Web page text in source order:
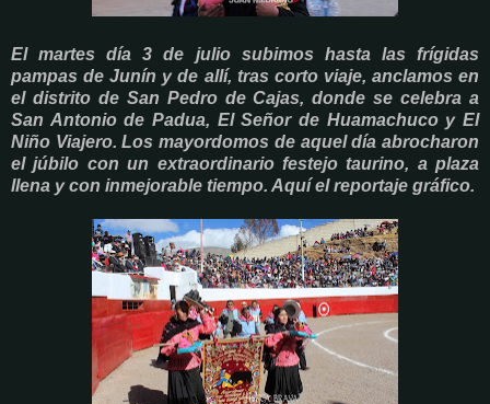
El martes día 3 de julio subimos hasta las frígidas
pampas de Junín y de allí, tras corto viaje, anclamos en
el distrito de San Pedro de Cajas, donde se celebra a
San Antonio de Padua, El Señor de Huamachuco y El
Niño Viajero. Los mayordomos de aquel día abrocharon
el júbilo con un extraordinario festejo taurino, a plaza
llena y con inmejorable tiempo. Aquí el reportaje gráfico.